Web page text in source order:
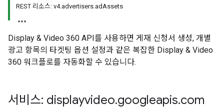
REST 리소스: v4.advertisers.adAssets
Display & Video 360 API를 사용하면 게재 신청서 생성, 개별
광고 항목의 타겟팅 옵션 설정과 같은 복잡한 Display & Video
360 워크플로를 자동화할 수 있습니다.
서비스: displayvideo.googleapis.com